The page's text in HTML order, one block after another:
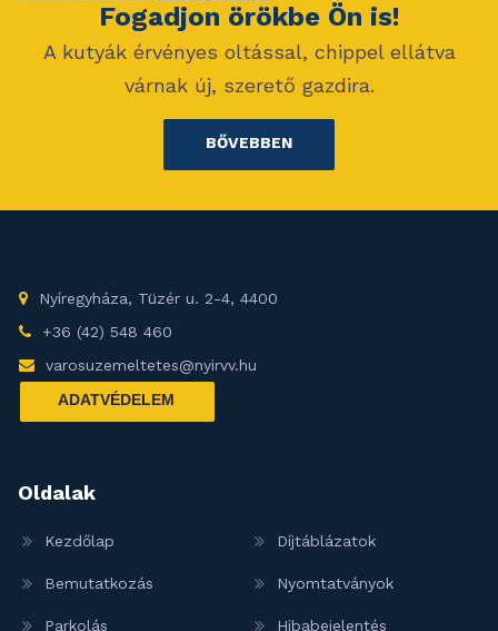
Fogadjon örökbe Ön is!
A kutyák érvényes oltással, chippel ellátva
várnak új, szerető gazdira.
BŐVEBBEN
Nyíregyháza, Tüzér u. 2-4, 4400
+36 (42) 548 460
varosuzemeltetes@nyirvv.hu
ADATVÉDELEM
Oldalak
Kezdőlap
Bemutatkozás
Parkolás
Díjtáblázatok
Nyomtatványok
Hibabejelentés